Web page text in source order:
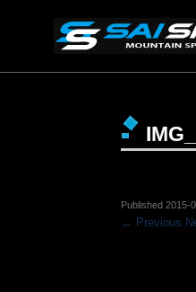
Published 2015-
← Previous